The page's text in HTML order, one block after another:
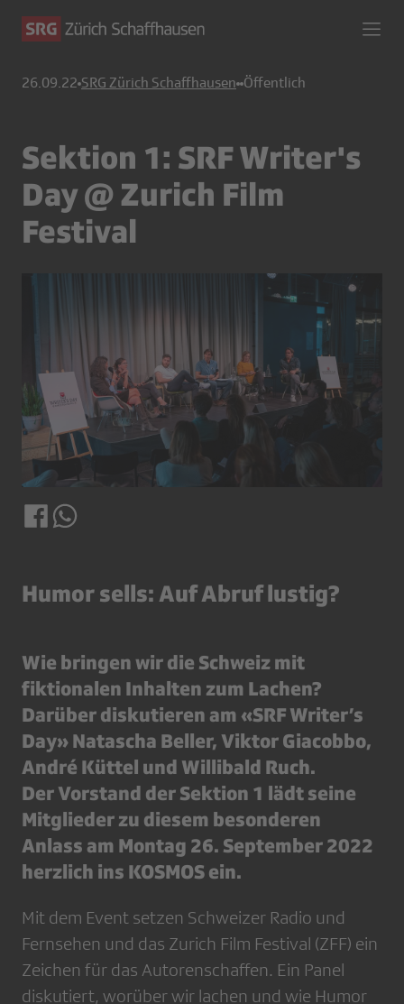
26.09.22 SRG Zürich Schaffhausen Öffentlich
Sektion 1: SRF Writer's
Day @ Zurich Film
Festival
Humor sells: Auf Abruf lustig?
Wie bringen wir die Schweiz mit
fiktionalen Inhalten zum Lachen?
Darüber diskutieren am «SRF Writer’s
Day» Natascha Beller, Viktor Giacobbo,
André Küttel und Willibald Ruch.
Der Vorstand der Sektion 1 lädt seine
Mitglieder zu diesem besonderen
Anlass am Montag 26. September 2022
herzlich ins KOSMOS ein.
Mit dem Event setzen Schweizer Radio und
Fernsehen und das Zurich Film Festival (ZFF) ein
Zeichen für das Autorenschaffen. Ein Panel
diskutiert, worüber wir lachen und wie Humor